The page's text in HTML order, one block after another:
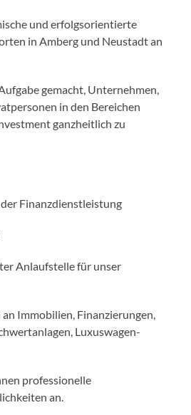
und erfolgsorientierte
in Amberg und Neustadt an
gemacht, Unternehmen,
in den Bereichen
ganzheitlich zu
Finanzdienstleistung
Anlaufstelle für unser
Immobilien, Finanzierungen,
Luxuswagen-
professionelle
an.